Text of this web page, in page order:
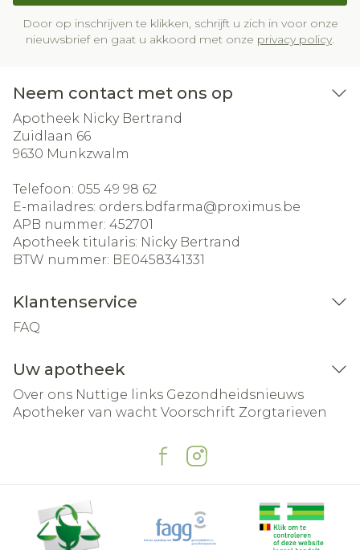
Door op inschrijven te klikken, schrijft u zich in voor onze
nieuwsbrief en gaat u akkoord met onze privacy policy.
Neem contact met ons op
Apotheek Nicky Bertrand
Zuidlaan 66
9630 Munkzwalm
Telefoon: 055 49 98 62
E-mailadres: orders.bdfarma@proximus.be
APB nummer: 452701
Apotheek titularis: Nicky Bertrand
BTW nummer: BE0458341331
Klantenservice
FAQ
Uw apotheek
Over ons Nuttige links Gezondheidsnieuws
Apotheker van wacht Voorschrift Zorgtarieven